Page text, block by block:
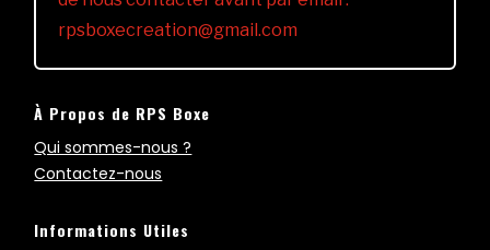
rpsboxecreation@gmail.com
À Propos de RPS Boxe
Qui sommes-nous ?
Contactez-nous
Informations Utiles